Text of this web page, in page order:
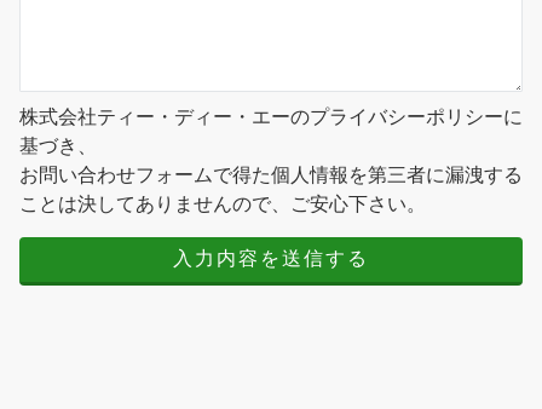
株式会社ティー・ディー・エーのプライバシーポリシーに
基づき、
お問い合わせフォームで得た個人情報を第三者に漏洩する
ことは決してありませんので、ご安心下さい。